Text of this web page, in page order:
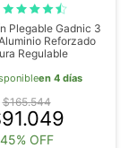
Plegable Gadnic 3
Reforzado
Regulable
en 4 días
$165.544
45% OFF